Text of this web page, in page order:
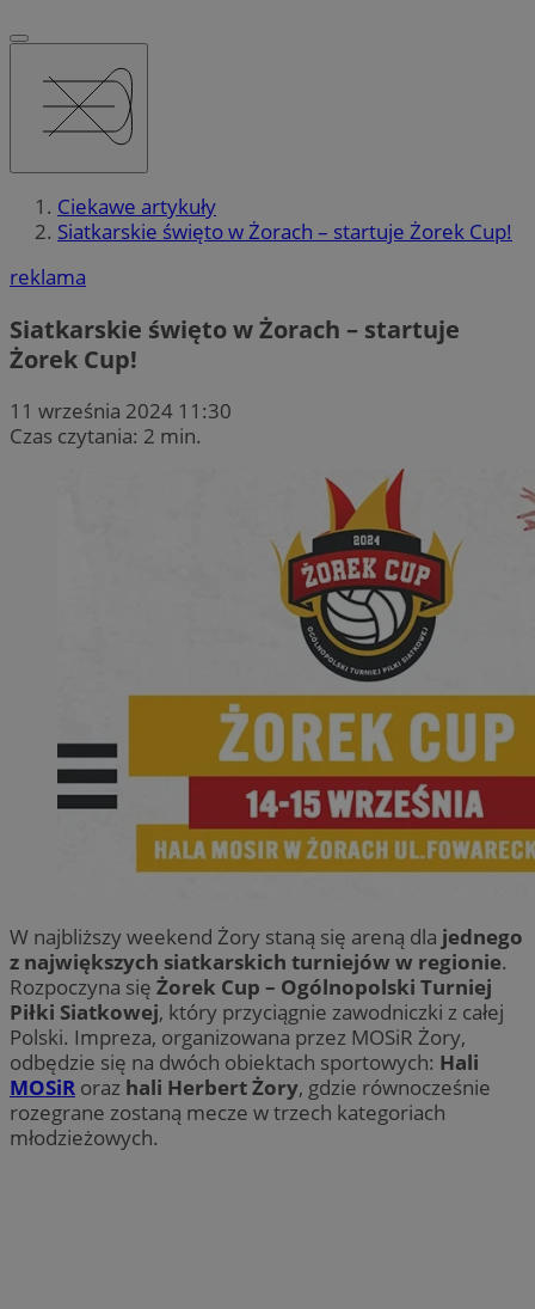
Ciekawe artykuły
Siatkarskie święto w Żorach – startuje Żorek Cup!
reklama
Siatkarskie święto w Żorach – startuje
Żorek Cup!
11 września 2024 11:30
Czas czytania: 2 min.
W najbliższy weekend Żory staną się areną dla jednego
z największych siatkarskich turniejów w regionie.
Rozpoczyna się Żorek Cup – Ogólnopolski Turniej
Piłki Siatkowej, który przyciągnie zawodniczki z całej
Polski. Impreza, organizowana przez MOSiR Żory,
odbędzie się na dwóch obiektach sportowych: Hali
MOSiR oraz hali Herbert Żory, gdzie równocześnie
rozegrane zostaną mecze w trzech kategoriach
młodzieżowych.